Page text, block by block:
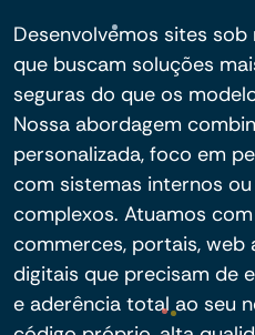
Desenvolvemos sites
que buscam soluções
seguras do que os
Nossa abordagem
personalizada, foco em
com sistemas internos
complexos. Atuamos
commerces, portais, web
digitais que precisam de
e aderência total ao seu